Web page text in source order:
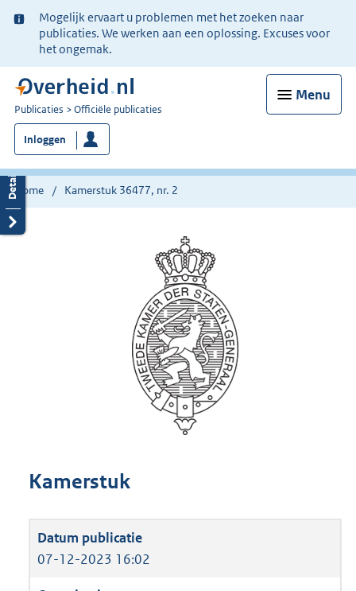
Ter
informatie:
Mogelijk ervaart u problemen met het zoeken naar
publicaties. We werken aan een oplossing. Excuses voor
het ongemak.
Menu
U
bent
nu
hier:
Publicaties Officiële publicaties
Inloggen
Home Kamerstuk 36477, nr. 2
Kamerstuk
07-12-2023 16:02